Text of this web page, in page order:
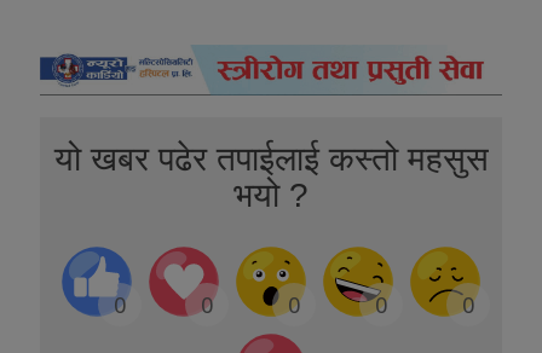
यो खबर पढेर तपाईलाई कस्तो महसुस
भयो ?
0 0 0 0 0